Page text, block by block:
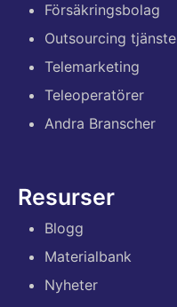
Försäkringsbolag
Outsourcing
Telemarketing
Teleoperatörer
Andra Branscher
Resurser
Blogg
Materialbank
Nyheter